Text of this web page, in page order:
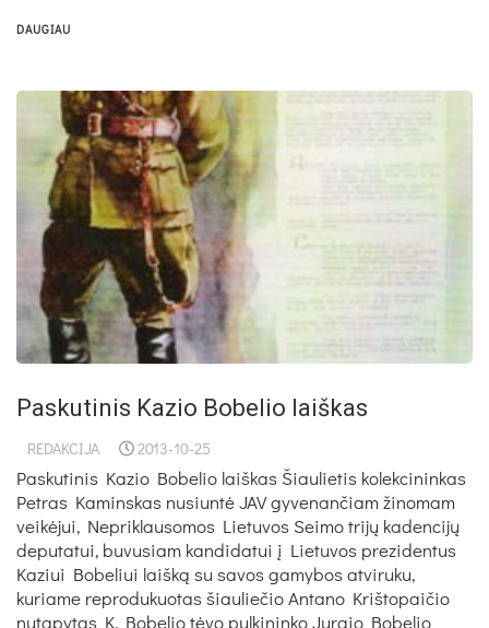
DAUGIAU
Paskutinis Kazio Bobelio laiškas
REDAKCIJA 2013-10-25
Paskutinis Kazio Bobelio laiškas Šiaulietis kolekcininkas
Petras Kaminskas nusiuntė JAV gyvenančiam žinomam
veikėjui, Nepriklausomos Lietuvos Seimo trijų kadencijų
deputatui, buvusiam kandidatui į Lietuvos prezidentus
Kaziui Bobeliui laišką su savos gamybos atviruku,
kuriame reprodukuotas šiauliečio Antano Krištopaičio
nutapytas K. Bobelio tėvo pulkininko Jurgio Bobelio